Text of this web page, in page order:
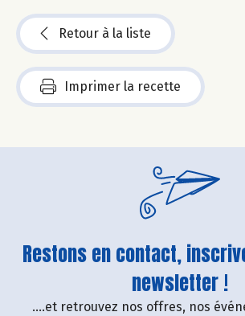
Retour à la liste
Imprimer la recette
Restons en contact,
newsletter !
....et retrouvez nos offres, nos